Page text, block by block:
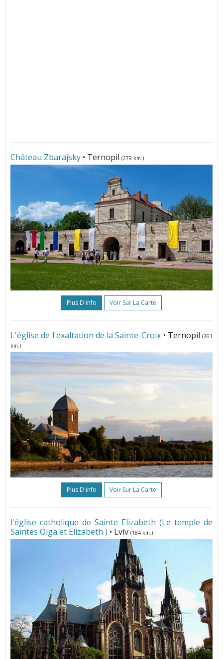
Château Zbarajsky • Ternopil (279 km.)
Plus D'info Voir Sur La Carte
L'église de l'exaltation de la Sainte-Croix • Ternopil (261
km.)
Plus D'info Voir Sur La Carte
l'église catholique de Sainte Elizabeth (Le temple de
Saintes Olga et Elizabeth ) • Lviv (184 km.)